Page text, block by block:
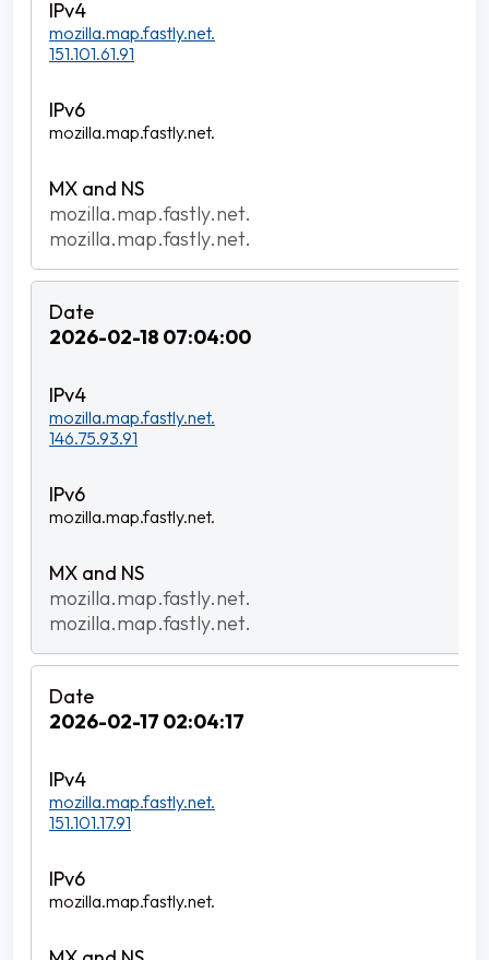
mozilla.map.fastly.net.
151.101.61.91
mozilla.map.fastly.net.
mozilla.map.fastly.net.
mozilla.map.fastly.net.
2026-02-18 07:04:00
mozilla.map.fastly.net.
146.75.93.91
mozilla.map.fastly.net.
mozilla.map.fastly.net.
mozilla.map.fastly.net.
2026-02-17 02:04:17
mozilla.map.fastly.net.
151.101.17.91
mozilla.map.fastly.net.